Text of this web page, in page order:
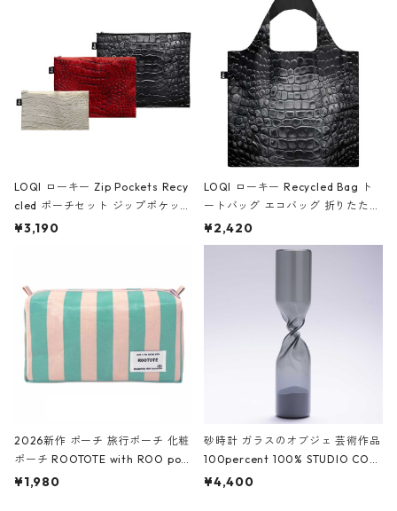
Black ジャン=ミッシェル・バスキ
ア/クラウン ブラック
LOQI ローキー Zip Pockets Recy
cled ポーチセット ジップポケット
ファスナーポーチ 撥水加工 トラベ
ーガンディー、オフホワイト
¥3,190
LOQI ローキー Recycled Bag ト
ートバッグ エコバッグ 折りたたみ
大きめ 撥水加工 収納ポーチ CRO
CODILE/Black クロコダイル/ブラ
¥2,420
2026新作 ポーチ 旅行ポーチ 化粧
ポーチ ROOTOTE with ROO pou
ch 3532 ルートート WR.ポーチ.ラ
¥1,980
砂時計 ガラスのオブジェ 芸術作品
100percent 100% STUDIO COH
AKU Timeless 100パーセント ス
¥4,400